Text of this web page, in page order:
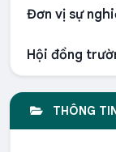
Đơn vị sự
Hội đồng
THÔNG